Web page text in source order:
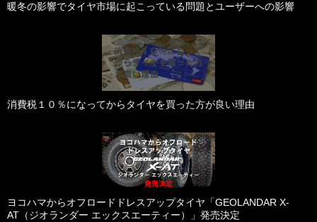
暖冬の影響でタイヤ市場に起こっている問題とユーザーへの影響
消費税１０％になってからタイヤを買った方が良い理由
ヨコハマからオフロードドレスアップタイヤ「GEOLANDAR X-
AT（ジオランダー エックスエーティー）」発売決定